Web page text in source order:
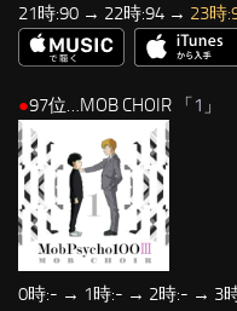
21時:90 → 22時:94 → 23時
●97位…MOB CHOIR 「1 」
0時:- → 1時:- → 2時:- → 3